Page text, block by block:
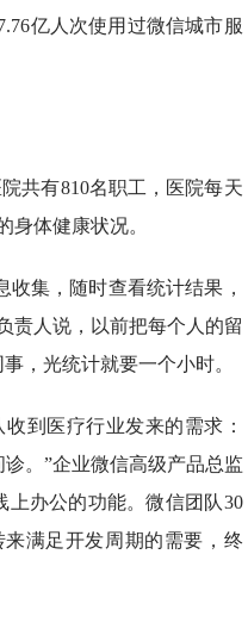
亿人次使用过微信城市服
共有810名职工，医院每天
身体健康状况。
集，随时查看统计结果，
责人说，以前把每个人的留
，光统计就要一个小时。
到医疗行业发来的需求：
。”企业微信高级产品总监
上办公的功能。微信团队30
满足开发周期的需要，终